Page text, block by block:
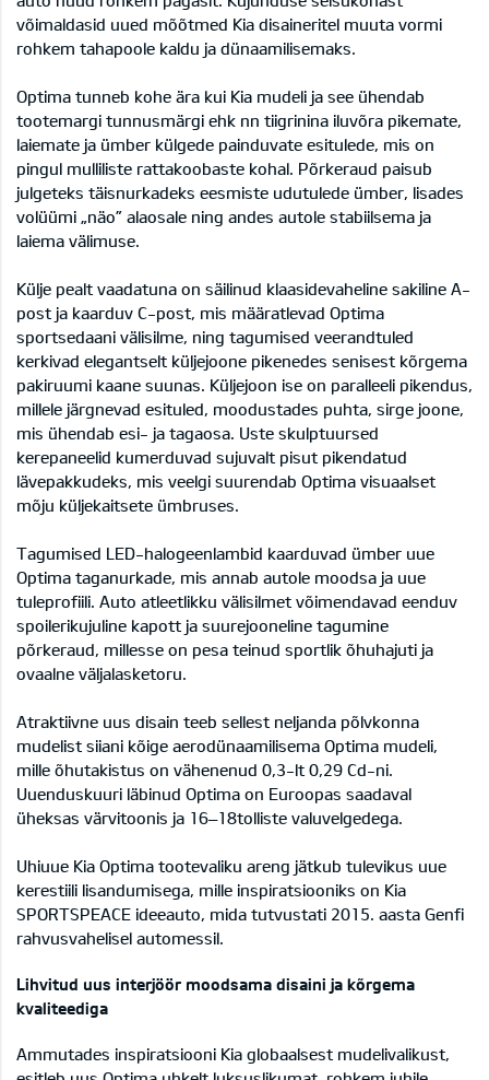
võimaldasid uued mõõtmed Kia disaineritel muuta vormi
rohkem tahapoole kaldu ja dünaamilisemaks.
Optima tunneb kohe ära kui Kia mudeli ja see ühendab
tootemargi tunnusmärgi ehk nn tiigrinina iluvõra pikemate,
laiemate ja ümber külgede painduvate esitulede, mis on
pingul mulliliste rattakoobaste kohal. Põrkeraud paisub
julgeteks täisnurkadeks eesmiste udutulede ümber, lisades
volüümi „näo” alaosale ning andes autole stabiilsema ja
laiema välimuse.
Külje pealt vaadatuna on säilinud klaasidevaheline sakiline A-
post ja kaarduv C-post, mis määratlevad Optima
sportsedaani välisilme, ning tagumised veerandtuled
kerkivad elegantselt küljejoone pikenedes senisest kõrgema
pakiruumi kaane suunas. Küljejoon ise on paralleeli pikendus,
millele järgnevad esituled, moodustades puhta, sirge joone,
mis ühendab esi- ja tagaosa. Uste skulptuursed
kerepaneelid kumerduvad sujuvalt pisut pikendatud
lävepakkudeks, mis veelgi suurendab Optima visuaalset
mõju küljekaitsete ümbruses.
Tagumised LED-halogeenlambid kaarduvad ümber uue
Optima taganurkade, mis annab autole moodsa ja uue
tuleprofiili. Auto atleetlikku välisilmet võimendavad eenduv
spoilerikujuline kapott ja suurejooneline tagumine
põrkeraud, millesse on pesa teinud sportlik õhuhajuti ja
ovaalne väljalasketoru.
Atraktiivne uus disain teeb sellest neljanda põlvkonna
mudelist siiani kõige aerodünaamilisema Optima mudeli,
mille õhutakistus on vähenenud 0,3-lt 0,29 Cd-ni.
Uuenduskuuri läbinud Optima on Euroopas saadaval
üheksas värvitoonis ja 16–18tolliste valuvelgedega.
Uhiuue Kia Optima tootevaliku areng jätkub tulevikus uue
kerestiili lisandumisega, mille inspiratsiooniks on Kia
SPORTSPEACE ideeauto, mida tutvustati 2015. aasta Genfi
rahvusvahelisel automessil.
Lihvitud uus interjöör moodsama disaini ja kõrgema
kvaliteediga
Ammutades inspiratsiooni Kia globaalsest mudelivalikust,